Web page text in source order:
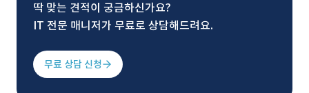
딱 맞는 견적이 궁금하신가요?
IT 전문 매니저가 무료로 상담해드려요.
무료 상담 신청